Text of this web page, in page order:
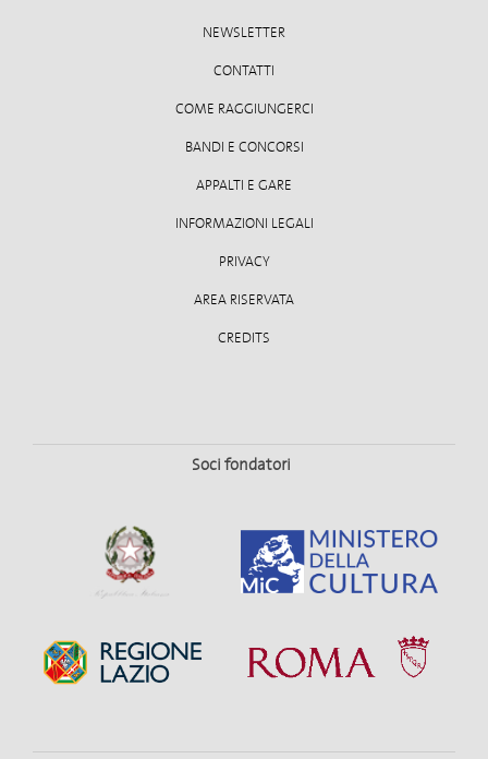
NEWSLETTER
CONTATTI
COME RAGGIUNGERCI
BANDI E CONCORSI
APPALTI E GARE
INFORMAZIONI LEGALI
PRIVACY
AREA RISERVATA
CREDITS
Soci fondatori